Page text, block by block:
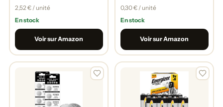
2,52 € / unité
En stock
Voir sur Amazon
0,30 € / unité
En stock
Voir sur Amazon